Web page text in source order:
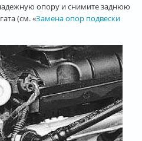
опору и снимите заднюю
(см. «Замена опор подвески